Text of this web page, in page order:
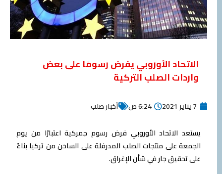
الاتحاد الأوروبي يفرض رسومًا على بعض
واردات الصلب التركية
7 يناير 2021 6:24 ص أخبار صلب
يستعد الاتحاد الأوروبي فرض رسوم جمركية اعتبارًا من يوم
الجمعة على منتجات الصلب المدرفلة على الساخن من تركيا بناءً
على تحقيق جار في شأن الإغراق.